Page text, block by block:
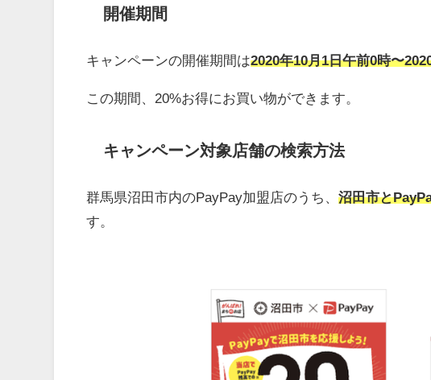
開催期間
キャンペーンの開催期間は2020年10月1日午前0時〜
この期間、20%お得にお買い物ができます。
キャンペーン対象店舗の検索方法
群馬県沼田市内のPayPay加盟店のうち、沼田市と
す。